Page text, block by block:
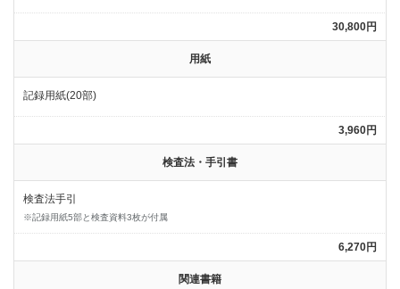
30,800円
用紙
記録用紙(20部)
3,960円
検査法・手引書
検査法手引
※記録用紙5部と検査資料3枚が付属
6,270円
関連書籍